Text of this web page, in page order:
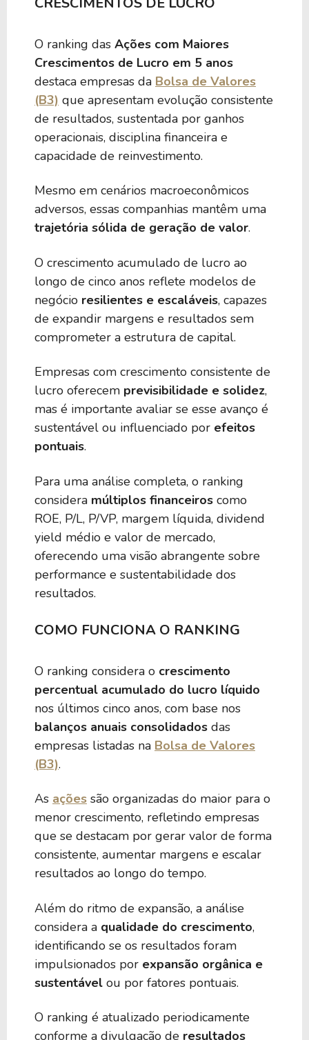
O ranking das Ações com Maiores
Crescimentos de Lucro em 5 anos
destaca empresas da Bolsa de Valores
(B3) que apresentam evolução consistente
de resultados, sustentada por ganhos
operacionais, disciplina financeira e
capacidade de reinvestimento.
Mesmo em cenários macroeconômicos
adversos, essas companhias mantêm uma
trajetória sólida de geração de valor.
O crescimento acumulado de lucro ao
longo de cinco anos reflete modelos de
negócio resilientes e escaláveis, capazes
de expandir margens e resultados sem
comprometer a estrutura de capital.
Empresas com crescimento consistente de
lucro oferecem previsibilidade e solidez,
mas é importante avaliar se esse avanço é
sustentável ou influenciado por efeitos
pontuais.
Para uma análise completa, o ranking
considera múltiplos financeiros como
ROE, P/L, P/VP, margem líquida, dividend
yield médio e valor de mercado,
oferecendo uma visão abrangente sobre
performance e sustentabilidade dos
resultados.
COMO FUNCIONA O RANKING
O ranking considera o crescimento
percentual acumulado do lucro líquido
nos últimos cinco anos, com base nos
balanços anuais consolidados das
empresas listadas na Bolsa de Valores
(B3).
As ações são organizadas do maior para o
menor crescimento, refletindo empresas
que se destacam por gerar valor de forma
consistente, aumentar margens e escalar
resultados ao longo do tempo.
Além do ritmo de expansão, a análise
considera a qualidade do crescimento,
identificando se os resultados foram
impulsionados por expansão orgânica e
sustentável ou por fatores pontuais.
O ranking é atualizado periodicamente
conforme a divulgação de resultados